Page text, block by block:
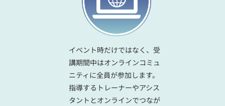
イベント時だけではなく、受
講期間中はオンラインコミュ
ニティに全員が参加します。
指導するトレーナーやアシス
タントとオンラインでつなが